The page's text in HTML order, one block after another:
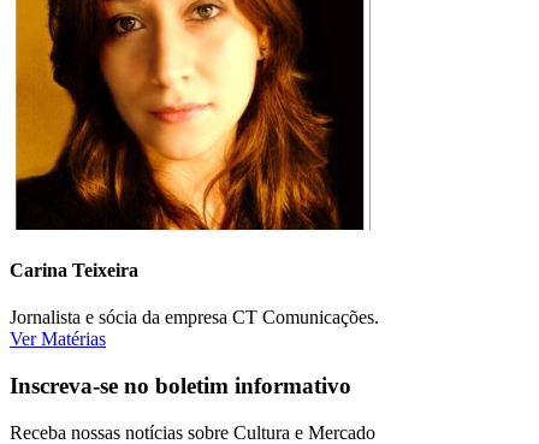
Carina Teixeira
Jornalista e sócia da empresa CT Comunicações.
Ver Matérias
Inscreva-se no boletim informativo
Receba nossas notícias sobre Cultura e Mercado